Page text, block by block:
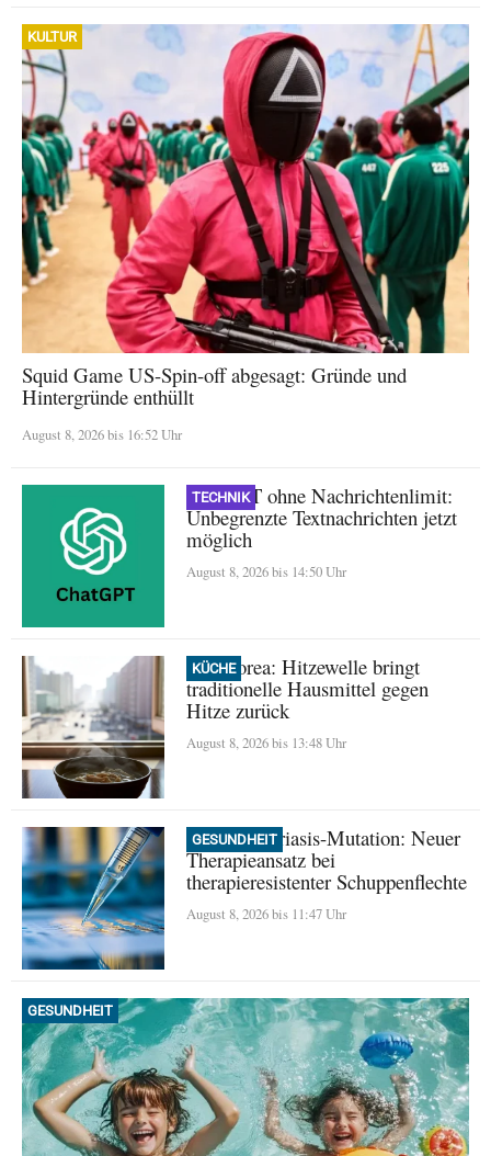
KULTUR
Squid Game US-Spin-off abgesagt: Gründe und
Hintergründe enthüllt
August 8, 2026 bis 16:52 Uhr
TECHNIK
ChatGPT ohne Nachrichtenlimit:
Unbegrenzte Textnachrichten jetzt
möglich
August 8, 2026 bis 14:50 Uhr
KÜCHE
Nordkorea: Hitzewelle bringt
traditionelle Hausmittel gegen
Hitze zurück
August 8, 2026 bis 13:48 Uhr
GESUNDHEIT
Seltene Psoriasis-Mutation: Neuer
Therapieansatz bei
therapieresistenter Schuppenflechte
August 8, 2026 bis 11:47 Uhr
GESUNDHEIT